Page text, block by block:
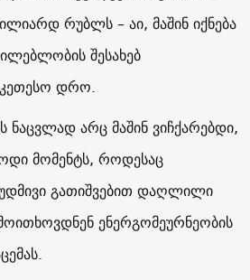
რუბლს – აი, მაშინ იქნება
შესახებ
დრო.
ნაცვლად არც მაშინ ვიჩქარებდი,
მომენტს, როდესაც
გათიშვებით დაღლილი
ენერგომეურნეობის